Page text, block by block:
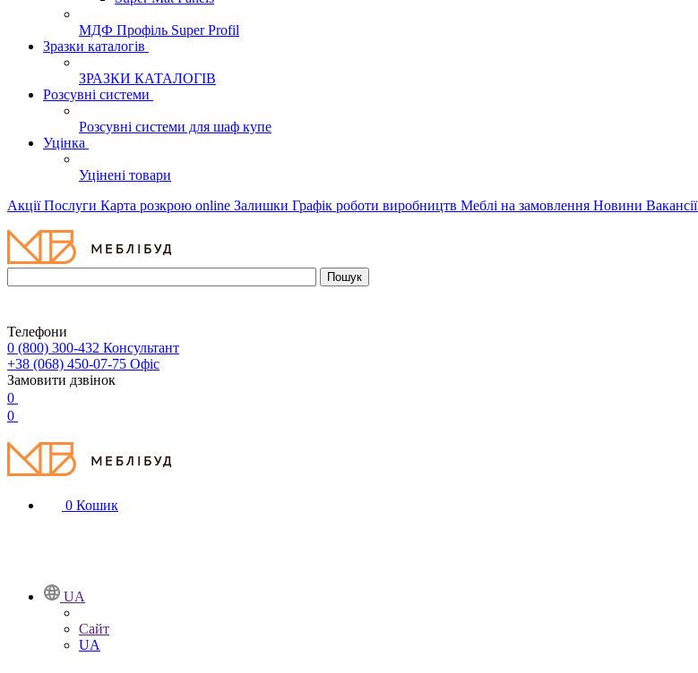
МДФ Профіль Super Profil
Зразки каталогів
ЗРАЗКИ КАТАЛОГІВ
Розсувні системи
Розсувні системи для шаф купе
Уцінка
Уцінені товари
Акції Послуги Карта розкрою online Залишки Графік роботи виробництв Меблі на замовлення Новини Вакансії
Телефони
0 (800) 300-432 Консультант
+38 (068) 450-07-75 Офіс
Замовити дзвінок
0
0
0 Кошик
UA
Сайт
UA